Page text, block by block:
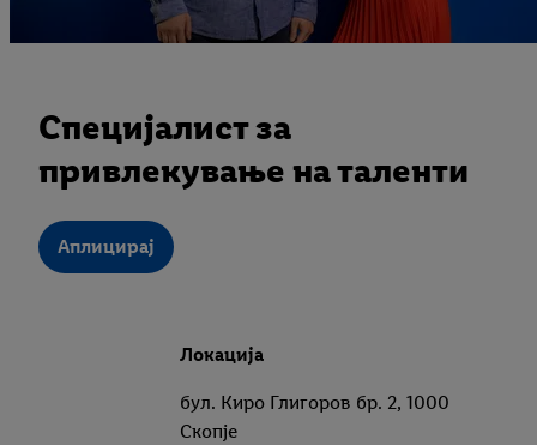
Специјалист за
привлекување на таленти
Аплицирај
Локација
бул. Киро Глигоров бр. 2, 1000
Скопје